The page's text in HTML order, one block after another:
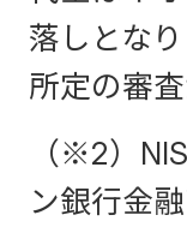
落しとな
所定の審査
（※2）
ン銀行金